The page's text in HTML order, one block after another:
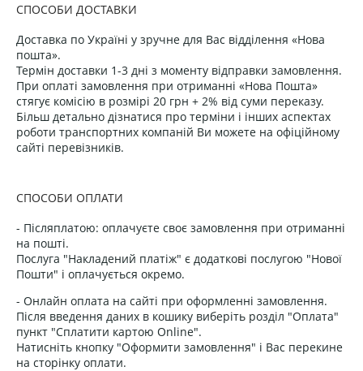
СПОСОБИ ДОСТАВКИ
Доставка по Україні у зручне для Вас відділення «Нова
пошта».
Термін доставки 1-3 дні з моменту відправки замовлення.
При оплаті замовлення при отриманні «Нова Пошта»
стягує комісію в розмірі 20 грн + 2% від суми переказу.
Більш детально дізнатися про терміни і інших аспектах
роботи транспортних компаній Ви можете на офіційному
сайті перевізників.
СПОСОБИ ОПЛАТИ
- Післяплатою: оплачуєте своє замовлення при отриманні
на пошті.
Послуга "Накладений платіж" є додаткові послугою "Нової
Пошти" і оплачується окремо.
- Онлайн оплата на сайті при оформленні замовлення.
Після введення даних в кошику виберіть розділ "Оплата"
пункт "Сплатити картою Online".
Натисніть кнопку "Оформити замовлення" і Вас перекине
на сторінку оплати.